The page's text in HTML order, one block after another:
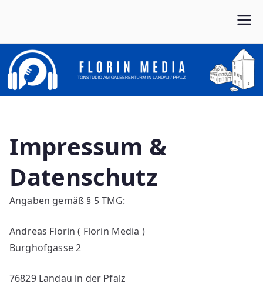
springen
FLORIN MEDIA
Von Anfang bis Ende dein Partner im Musikbusiness
Impressum &
Datenschutz
Angaben gemäß § 5 TMG:
Andreas Florin ( Florin Media )
Burghofgasse 2
76829 Landau in der Pfalz